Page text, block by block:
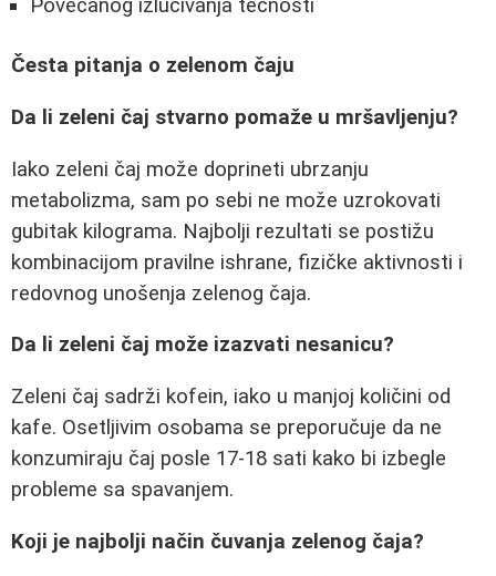
Povećanog izlučivanja tečnosti
Česta pitanja o zelenom čaju
Da li zeleni čaj stvarno pomaže u mršavljenju?
Iako zeleni čaj može doprineti ubrzanju
metabolizma, sam po sebi ne može uzrokovati
gubitak kilograma. Najbolji rezultati se postižu
kombinacijom pravilne ishrane, fizičke aktivnosti i
redovnog unošenja zelenog čaja.
Da li zeleni čaj može izazvati nesanicu?
Zeleni čaj sadrži kofein, iako u manjoj količini od
kafe. Osetljivim osobama se preporučuje da ne
konzumiraju čaj posle 17-18 sati kako bi izbegle
probleme sa spavanjem.
Koji je najbolji način čuvanja zelenog čaja?